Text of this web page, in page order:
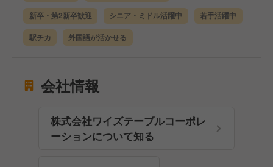
新卒・第2新卒歓迎 シニア・ミドル活躍中 若手活躍中
駅チカ 外国語が活かせる
会社情報
株式会社ワイズテーブルコーポレ
ーションについて知る